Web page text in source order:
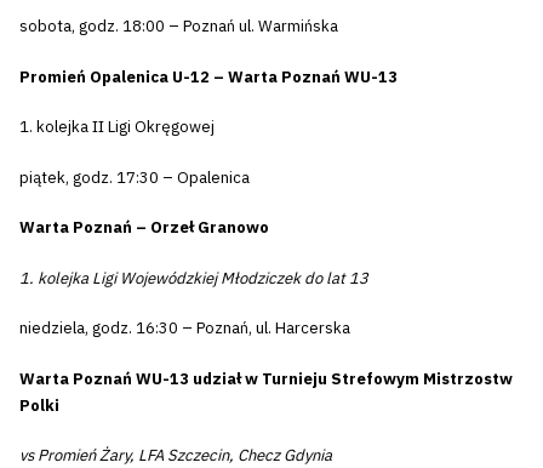
sobota, godz. 18:00 – Poznań ul. Warmińska
Promień Opalenica U-12 – Warta Poznań WU-13
1. kolejka II Ligi Okręgowej
piątek, godz. 17:30 – Opalenica
Warta Poznań – Orzeł Granowo
1. kolejka Ligi Wojewódzkiej Młodziczek do lat 13
niedziela, godz. 16:30 – Poznań, ul. Harcerska
Warta Poznań WU-13 udział w Turnieju Strefowym Mistrzostw
Polki
vs Promień Żary, LFA Szczecin, Checz Gdynia